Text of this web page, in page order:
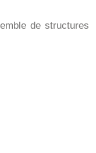
de structures